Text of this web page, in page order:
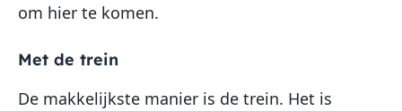
om hier te komen.
Met de trein
De makkelijkste manier is de trein. Het is